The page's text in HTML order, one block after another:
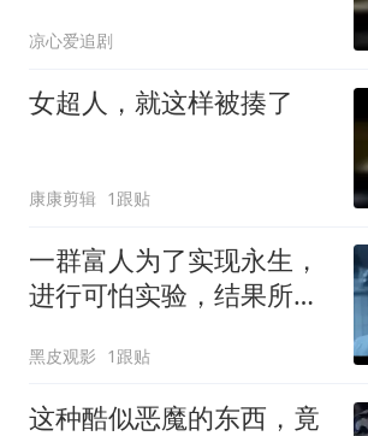
凉心爱追剧
女超人，就这样被揍了
康康剪辑 1跟贴
一群富人为了实现永生，
进行可怕实验，结果所有
黑皮观影 1跟贴
这种酷似恶魔的东西，竟